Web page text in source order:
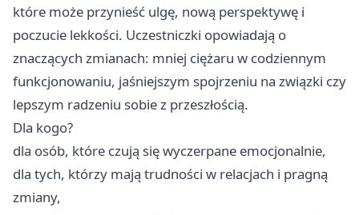
które może przynieść ulgę, nową perspektywę i
poczucie lekkości. Uczestniczki opowiadają o
znaczących zmianach: mniej ciężaru w codziennym
funkcjonowaniu, jaśniejszym spojrzeniu na związki czy
lepszym radzeniu sobie z przeszłością.
Dla kogo?
dla osób, które czują się wyczerpane emocjonalnie,
dla tych, którzy mają trudności w relacjach i pragną
zmiany,